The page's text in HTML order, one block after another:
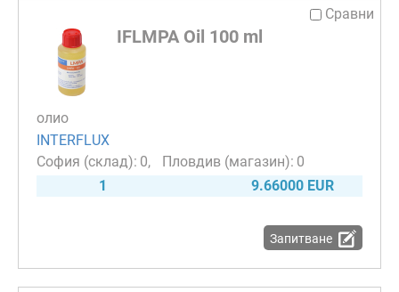
Сравни
IFLMPA Oil 100 ml
олио
INTERFLUX
0
0
1
9.66000 EUR
Запитване